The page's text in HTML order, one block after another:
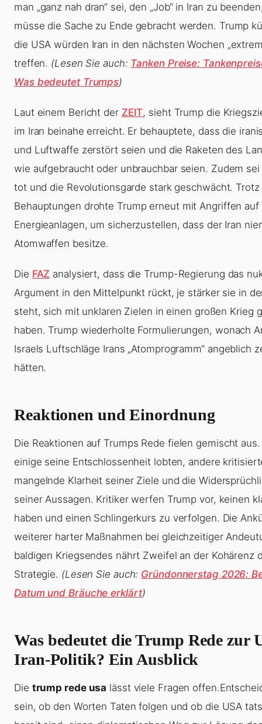
man „ganz nah dran“ sei, den „Job“ in Iran zu
müsse die Sache zu Ende gebracht werden. Trump
die USA würden Iran in den nächsten Wochen
treffen. (Lesen Sie auch: Tanken Preise:
Was bedeutet Trumps)
Laut einem Bericht der ZEIT, sieht Trump die
im Iran beinahe erreicht. Er behauptete, dass die
und Luftwaffe zerstört seien und die Raketen des
wie aufgebraucht oder unbrauchbar seien. Zudem
tot und die Revolutionsgarde stark geschwächt.
Behauptungen drohte Trump erneut mit Angriffen auf
Energieanlagen, um sicherzustellen, dass der Iran
Atomwaffen besitze.
Die FAZ analysiert, dass die Trump-Regierung das
Argument in den Mittelpunkt rückt, je stärker sie in
steht, sich mit unklaren Zielen in einen großen Krieg
haben. Trump wiederholte Formulierungen, wonach
Israels Luftschläge Irans „Atomprogramm“ angeblich
hätten.
Reaktionen und Einordnung
Die Reaktionen auf Trumps Rede fielen gemischt
einige seine Entschlossenheit lobten, andere
mangelnde Klarheit seiner Ziele und die
seiner Aussagen. Kritiker werfen Trump vor, keinen
haben und einen Schlingerkurs zu verfolgen. Die
weiterer harter Maßnahmen bei gleichzeitiger
baldigen Kriegsendes nährt Zweifel an der Kohärenz
Strategie. (Lesen Sie auch: Gründonnerstag 2026:
Datum und Bräuche erklärt)
Was bedeutet die Trump Rede zur
Iran-Politik? Ein Ausblick
Die trump rede usa lässt viele Fragen
sein, ob den Worten Taten folgen und ob die USA